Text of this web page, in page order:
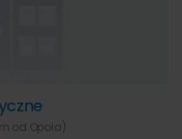
od Opola)